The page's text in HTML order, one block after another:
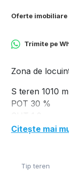
Oferte imobiliare
Trimite pe
Zona de
S teren 1010
POT 30 %
Regim inaltime
Citește mai
Tip teren